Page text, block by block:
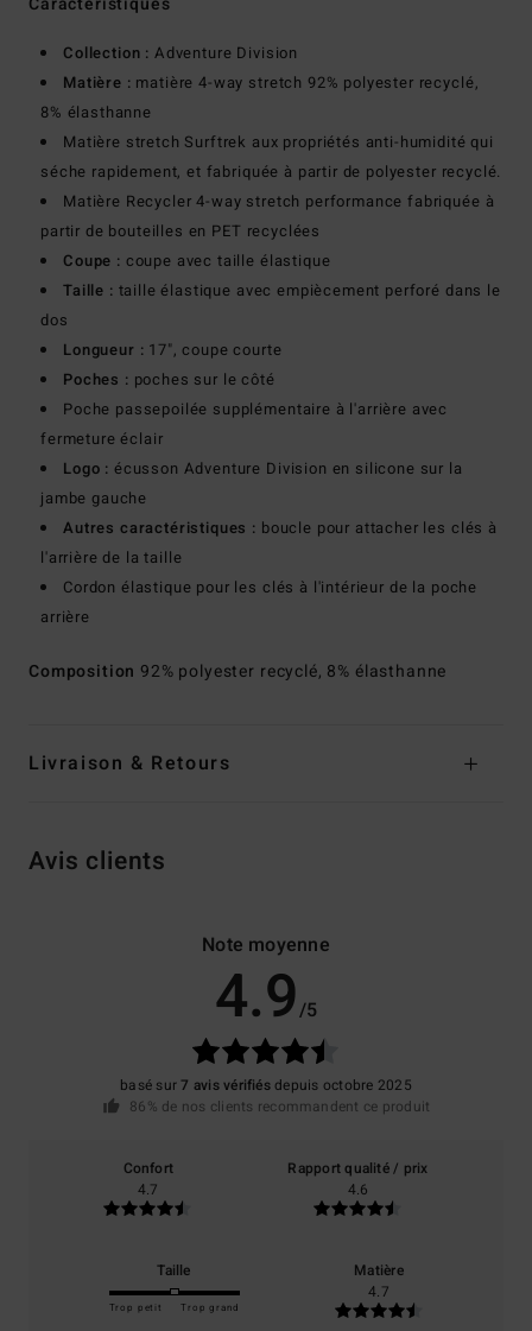
Collection : Adventure Division
Matière : matière 4-way stretch 92% polyester recyclé,
8% élasthanne
Matière stretch Surftrek aux propriétés anti-humidité qui
séche rapidement, et fabriquée à partir de polyester recyclé.
Matière Recycler 4-way stretch performance fabriquée à
partir de bouteilles en PET recyclées
Coupe : coupe avec taille élastique
Taille : taille élastique avec empiècement perforé dans le
dos
Longueur : 17", coupe courte
Poches : poches sur le côté
Poche passepoilée supplémentaire à l'arrière avec
fermeture éclair
Logo : écusson Adventure Division en silicone sur la
jambe gauche
Autres caractéristiques : boucle pour attacher les clés à
l'arrière de la taille
Cordon élastique pour les clés à l'intérieur de la poche
arrière
Composition 92% polyester recyclé, 8% élasthanne
Livraison & Retours
Avis clients
Note moyenne
4.9/5
basé sur7 avis vérifiésdepuis octobre 2025
86% de nos clients recommandent ce produit
Confort
4.7
Rapport qualité / prix
4.6
Taille
Trop petit Trop grand
Matière
4.7